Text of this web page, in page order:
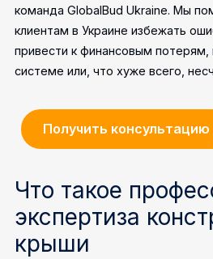
команда GlobalBud Ukraine. Мы
клиентам в Украине избежать
привести к финансовым
системе или, что хуже всего,
Получить консультацию
Что такое
экспертиза
крыши